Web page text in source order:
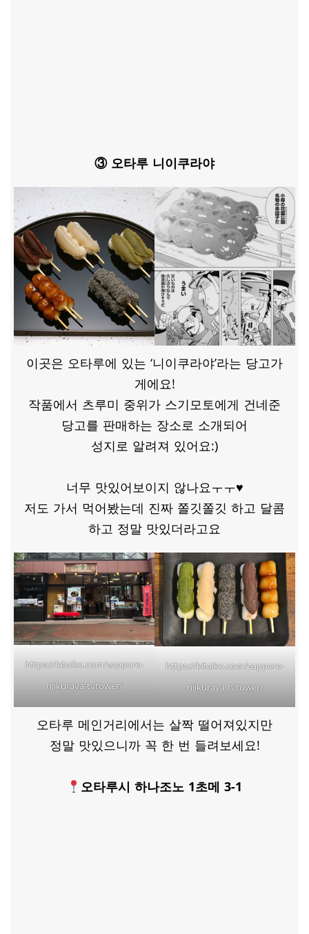
③ 오타루 니이쿠라야
이곳은 오타루에 있는 ‘니이쿠라야’라는 당고가
게에요!
작품에서 츠루미 중위가 스기모토에게 건네준
당고를 판매하는 장소로 소개되어
성지로 알려져 있어요:)
​너무 맛있어보이지 않나요ㅜㅜ♥
저도 가서 먹어봤는데 진짜 쫄깃쫄깃 하고 달콤
하고 정말 맛있더라고요
https://kitaiko.com/sapporo-
niikuraya-tvtower/
https://kitaiko.com/sapporo-
niikuraya-tvtower/
오타루 메인거리에서는 살짝 떨어져있지만
정말 맛있으니까 꼭 한 번 들려보세요!
오타루시 하나조노 1초메 3-1